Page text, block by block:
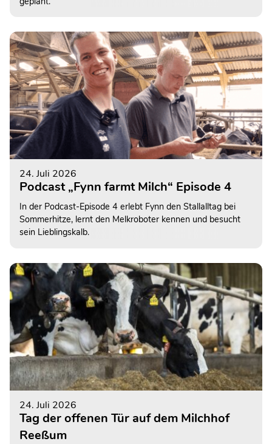
24. Juli 2026
Podcast „Fynn farmt Milch“ Episode 4
In der Podcast-Episode 4 erlebt Fynn den Stallalltag bei
Sommerhitze, lernt den Melkroboter kennen und besucht
sein Lieblingskalb.
24. Juli 2026
Tag der offenen Tür auf dem Milchhof
Reeßum